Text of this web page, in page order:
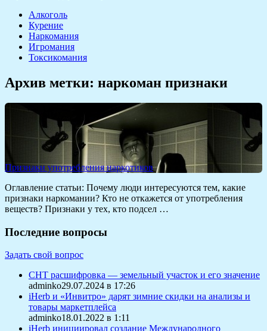
Алкоголь
Курение
Наркомания
Игромания
Токсикомания
Архив метки: наркоман признаки
Признаки употребления наркотиков
Оглавление статьи: Почему люди интересуются тем, какие
признаки наркомании? Кто не откажется от употребления
веществ? Признаки у тех, кто подсел …
Последние вопросы
Задать свой вопрос
СНТ расшифровка — земельный участок и его значение
adminko29.07.2024 в 17:26
iHerb и «Инвитро» дарят зимние скидки на анализы и
товары маркетплейса
adminko18.01.2022 в 1:11
iHerb инициировал создание Международного